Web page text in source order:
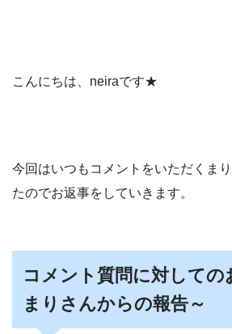
こんにちは、neiraです★
今回はいつもコメントをいただくま
たのでお返事をしていきます。
コメント質問に対しての
まりさんからの報告～